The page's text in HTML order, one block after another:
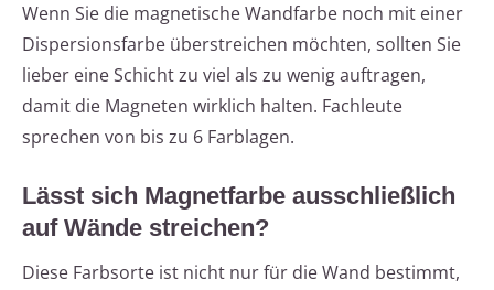
Wenn Sie die magnetische Wandfarbe noch mit einer
Dispersionsfarbe überstreichen möchten, sollten Sie
lieber eine Schicht zu viel als zu wenig auftragen,
damit die Magneten wirklich halten. Fachleute
sprechen von bis zu 6 Farblagen.
Lässt sich Magnetfarbe ausschließlich
auf Wände streichen?
Diese Farbsorte ist nicht nur für die Wand bestimmt,